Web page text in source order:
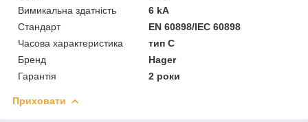
Вимикальна здатність
6 kA
Стандарт
EN 60898/IEC 60898
Часова характеристика
тип C
Бренд
Hager
Гарантія
2 роки
Приховати